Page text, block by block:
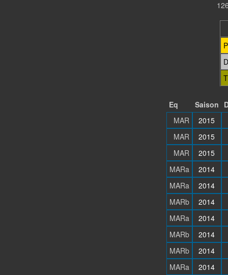
Eq Saison
MAR
2015
MAR
2015
MAR
2015
MARa
2014
MARa
2014
MARb
2014
MARa
2014
MARb
2014
MARb
2014
MARa
2014